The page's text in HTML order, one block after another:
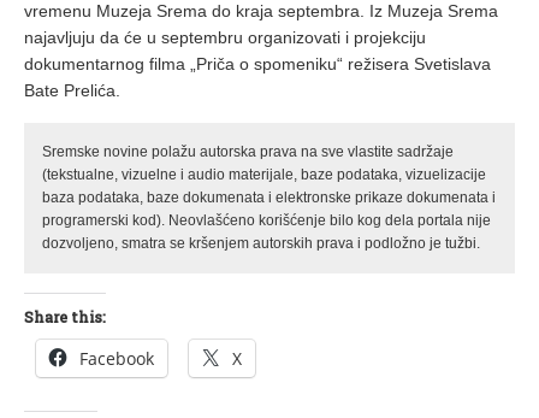
vremenu Muzeja Srema do kraja septembra. Iz Muzeja Srema
najavljuju da će u septembru organizovati i projekciju
dokumentarnog filma „Priča o spomeniku“ režisera Svetislava
Bate Prelića.
Sremske novine polažu autorska prava na sve vlastite sadržaje
(tekstualne, vizuelne i audio materijale, baze podataka, vizuelizacije
baza podataka, baze dokumenata i elektronske prikaze dokumenata i
programerski kod). Neovlašćeno korišćenje bilo kog dela portala nije
dozvoljeno, smatra se kršenjem autorskih prava i podložno je tužbi.
Share this:
Facebook X